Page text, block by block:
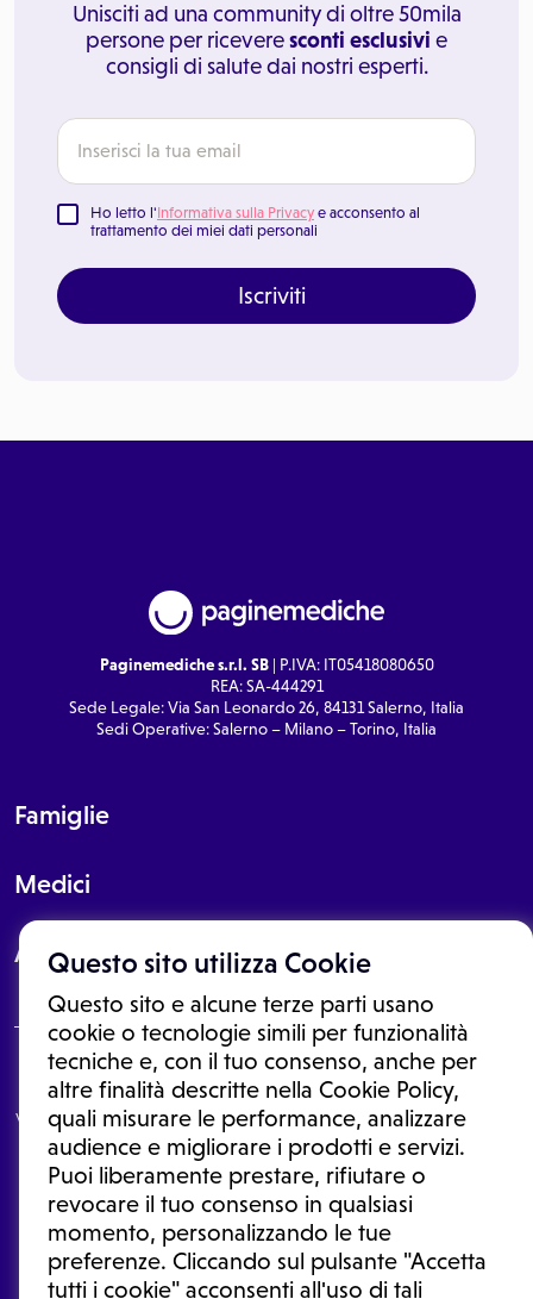
Questo sito utilizza Cookie
Questo sito e alcune terze parti usano
cookie o tecnologie simili per funzionalità
tecniche e, con il tuo consenso, anche per
altre finalità descritte nella Cookie Policy,
quali misurare le performance, analizzare
audience e migliorare i prodotti e servizi.
Puoi liberamente prestare, rifiutare o
revocare il tuo consenso in qualsiasi
momento, personalizzando le tue
preferenze. Cliccando sul pulsante "Accetta
tutti i cookie" acconsenti all'uso di tali
Unisciti ad una community di oltre 50mila
persone per riceveresconti esclusivi e
consigli di salute dai nostri esperti.
Ho letto l'Informativa sulla Privacy e acconsento al
trattamento dei miei dati personali
Iscriviti
Paginemediche s.r.l. SB| P.IVA: IT05418080650
REA: SA-444291
Sede Legale: Via San Leonardo 26, 84131 Salerno, Italia
Sedi Operative: Salerno – Milano – Torino, Italia
Famiglie
Medici
About
Le informazioni proposte in questo sito non sono un consulto medico.
In nessun caso, queste informazioni sostituiscono un consulto, una
visita o una diagnosi formulata dal medico. Non si devono considerare
le informazioni disponibili come suggerimenti per la formulazione di
una diagnosi, la determinazione di un trattamento o l'assunzione o
sospensione di un farmaco senza prima consultare un medico di
medicina generale o uno specialista.
Condizioni di utilizzo|Privacy Policy |Gestione cookie
Ⓒ 2026 | Tutti i diritti riservati.